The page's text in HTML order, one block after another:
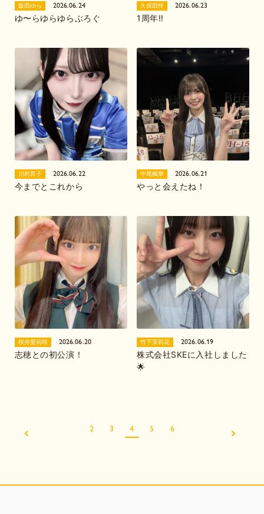
飯田ゆら 2026.06.24
ゆ〜らゆらゆらぶろぐ
久保田怜 2026.06.23
1周年‼️
川村昇子 2026.06.22
今までとこれから
中尾楓華 2026.06.21
やっと会えたね！
桜井愛莉咲 2026.06.20
志穂との初公演！
竹下茉莉花 2026.06.19
株式会社SKEに入社しました
🌟
2 3 4 5 6